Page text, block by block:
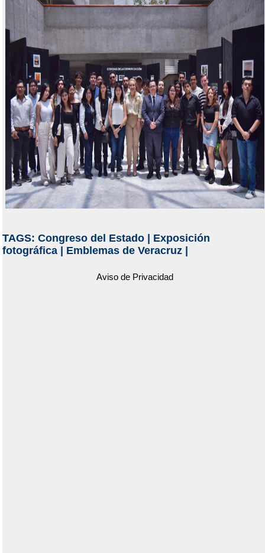
TAGS: Congreso del Estado| Exposición
fotográfica| Emblemas de Veracruz|
Aviso de Privacidad